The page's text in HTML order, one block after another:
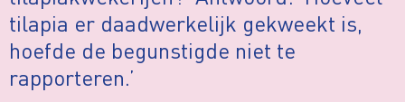
tilapia er daadwerkelijk gekweekt is,
hoefde de begunstigde niet te
rapporteren.’